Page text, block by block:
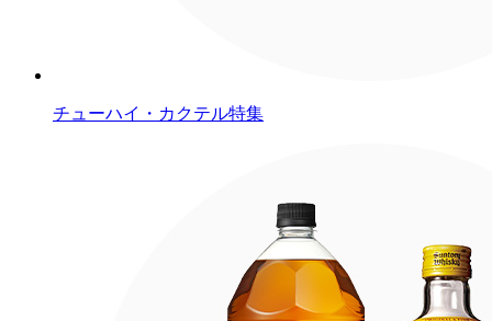
チューハイ・カクテル特集